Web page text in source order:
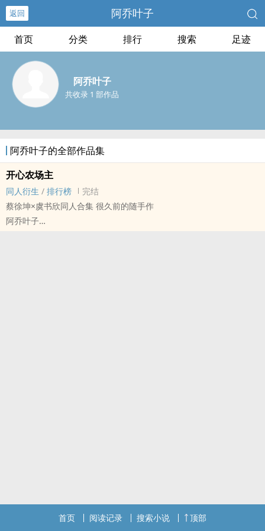
返回 阿乔叶子
首页 分类 排行 搜索 足迹
阿乔叶子
共收录 1 部作品
阿乔叶子的全部作品集
开心农场主
同人衍生 / 排行榜
完结
蔡徐坤×虞书欣同人合集 很久前的随手作
阿乔叶子
首页 阅读记录 搜索小说 顶部